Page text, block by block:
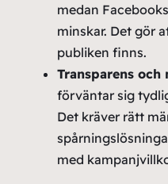
medan
minskar. Det gör
publiken finns.
Transparens och
förväntar sig
Det kräver rätt
med